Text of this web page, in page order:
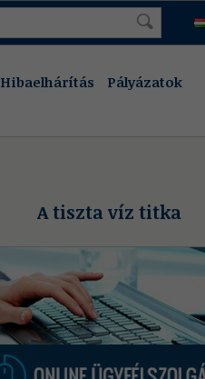
Hibaelhárítás Pályázatok
A tiszta víz titka